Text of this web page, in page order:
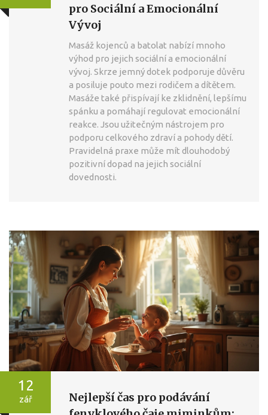
pro Sociální a Emocionální
Vývoj
Masáž kojenců a batolat nabízí mnoho
výhod pro jejich sociální a emocionální
vývoj. Skrze jemný dotek podporuje důvěru
a posiluje pouto mezi rodičem a dítětem.
Masáže také přispívají ke zklidnění, lepšímu
spánku a pomáhají regulovat emocionální
reakce. Jsou užitečným nástrojem pro
podporu celkového zdraví a pohody dětí.
Pravidelná praxe může mít dlouhodobý
pozitivní dopad na jejich sociální
dovednosti.
12
zář
Nejlepší čas pro podávání